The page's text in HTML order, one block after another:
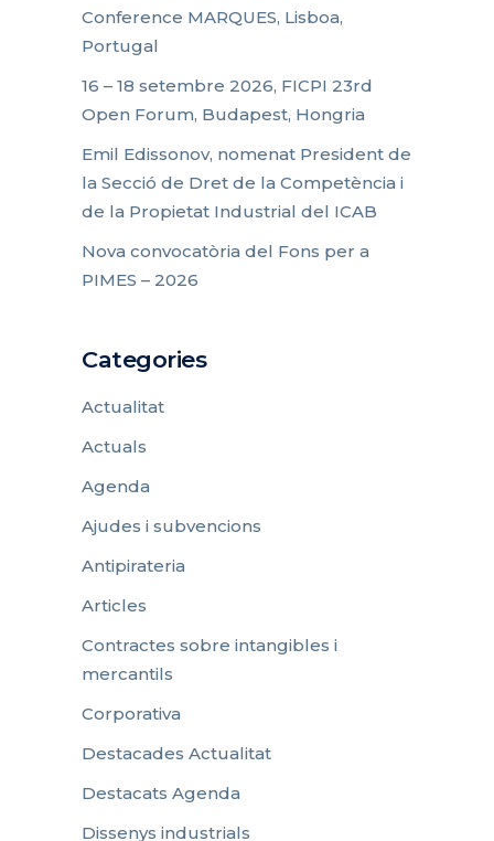
Conference MARQUES, Lisboa,
Portugal
16 – 18 setembre 2026, FICPI 23rd
Open Forum, Budapest, Hongria
Emil Edissonov, nomenat President de
la Secció de Dret de la Competència i
de la Propietat Industrial del ICAB
Nova convocatòria del Fons per a
PIMES – 2026
Categories
Actualitat
Actuals
Agenda
Ajudes i subvencions
Antipirateria
Articles
Contractes sobre intangibles i
mercantils
Corporativa
Destacades Actualitat
Destacats Agenda
Dissenys industrials